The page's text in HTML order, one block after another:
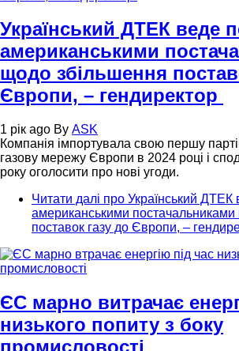
Український ДТЕК веде
американськими
щодо збільшення
Європи, – гендиректор
1 рік ago By ASK
Компанія імпортувала свою першу
газову мережу Європи в 2024 році і
року оголосити про нові угоди.
Читати далі про Український ДТЕК
американськими
поставок газу до Європи, –
ЄС марно витрачає
низького попиту з боку